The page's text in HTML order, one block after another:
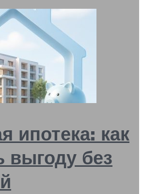
ипотека: как
выгоду без